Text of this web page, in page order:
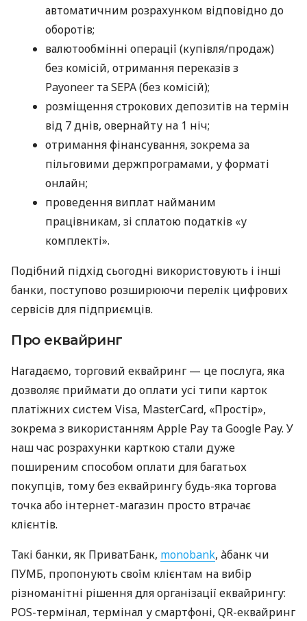
автоматичним розрахунком відповідно до
оборотів;
валютообмінні операції (купівля/продаж)
без комісій, отримання переказів з
Payoneer та SEPA (без комісій);
розміщення строкових депозитів на термін
від 7 днів, овернайту на 1 ніч;
отримання фінансування, зокрема за
пільговими держпрограмами, у форматі
онлайн;
проведення виплат найманим
працівникам, зі сплатою податків «у
комплекті».
Подібний підхід сьогодні використовують і інші
банки, поступово розширюючи перелік цифрових
сервісів для підприємців.
Про еквайринг
Нагадаємо, торговий еквайринг — це послуга, яка
дозволяє приймати до оплати усі типи карток
платіжних систем Visa, MasterCard, «Простір»,
зокрема з використанням Apple Pay та Google Pay. У
наш час розрахунки карткою стали дуже
поширеним способом оплати для багатьох
покупців, тому без еквайрингу будь-яка торгова
точка або інтернет-магазин просто втрачає
клієнтів.
Такі банки, як ПриватБанк, monobank, àбанк чи
ПУМБ, пропонують своїм клієнтам на вибір
різноманітні рішення для організації еквайрингу:
POS-термінал, термінал у смартфоні, QR-еквайринг